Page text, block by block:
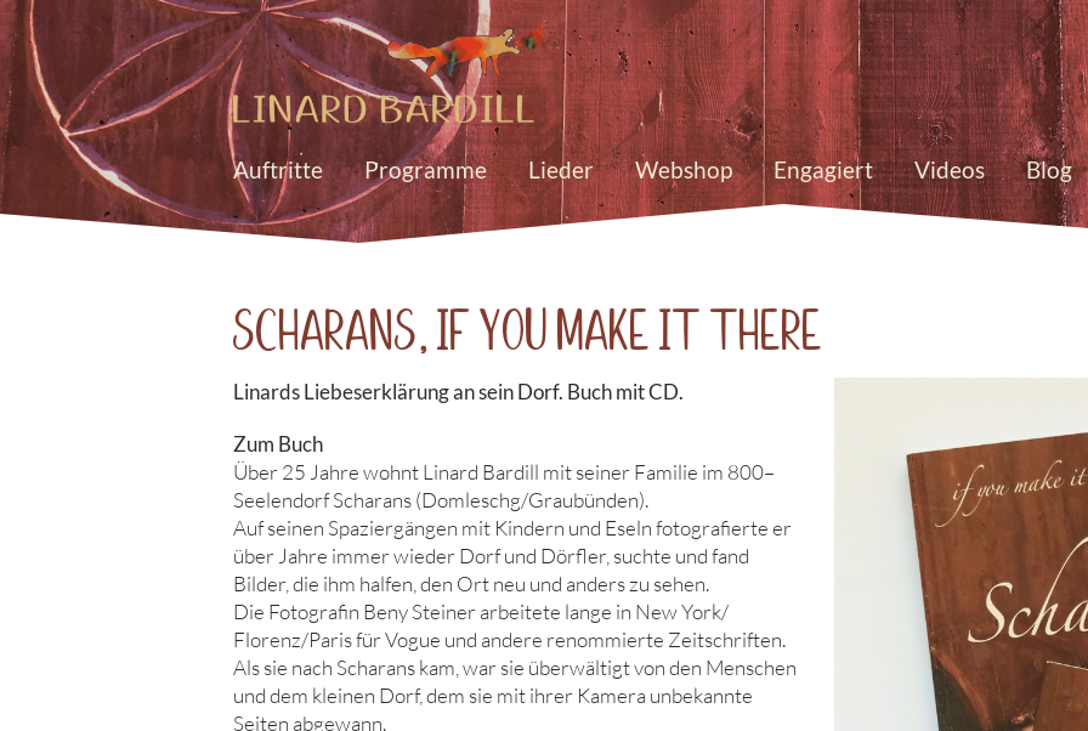
Auftritte Programme Lieder Webshop Engagiert Videos Blog
Scharans, if you make it there
Linards Liebeserklärung an sein Dorf. Buch mit CD.
Zum Buch
Über 25 Jahre wohnt Linard Bardill mit seiner Familie im 800–
Seelendorf Scharans (Domleschg/Graubünden).
Auf seinen Spaziergängen mit Kindern und Eseln fotografierte er
über Jahre immer wieder Dorf und Dörfler, suchte und fand
Bilder, die ihm halfen, den Ort neu und anders zu sehen.
Die Fotografin Beny Steiner arbeitete lange in New York/
Florenz/Paris für Vogue und andere renommierte Zeitschriften.
Als sie nach Scharans kam, war sie überwältigt von den Menschen
und dem kleinen Dorf, dem sie mit ihrer Kamera unbekannte
Seiten abgewann.